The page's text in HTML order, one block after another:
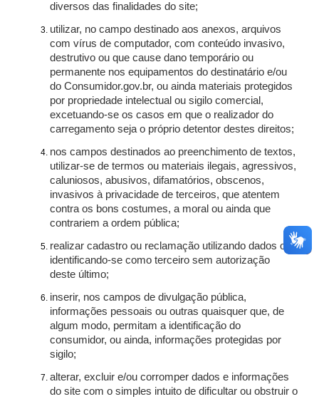
diversos das finalidades do site;
utilizar, no campo destinado aos anexos, arquivos
com vírus de computador, com conteúdo invasivo,
destrutivo ou que cause dano temporário ou
permanente nos equipamentos do destinatário e/ou
do Consumidor.gov.br, ou ainda materiais protegidos
por propriedade intelectual ou sigilo comercial,
excetuando-se os casos em que o realizador do
carregamento seja o próprio detentor destes direitos;
nos campos destinados ao preenchimento de textos,
utilizar-se de termos ou materiais ilegais, agressivos,
caluniosos, abusivos, difamatórios, obscenos,
invasivos à privacidade de terceiros, que atentem
contra os bons costumes, a moral ou ainda que
contrariem a ordem pública;
realizar cadastro ou reclamação utilizando dados ou
identificando-se como terceiro sem autorização
deste último;
inserir, nos campos de divulgação pública,
informações pessoais ou outras quaisquer que, de
algum modo, permitam a identificação do
consumidor, ou ainda, informações protegidas por
sigilo;
alterar, excluir e/ou corromper dados e informações
do site com o simples intuito de dificultar ou obstruir o